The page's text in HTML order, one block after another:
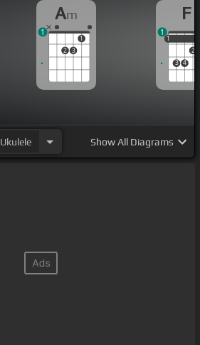
ない これ
なタイプ[B]は?
Am
2 3
1
1
F
1
3 4
2
1
1
Ukulele ShowAll Diagrams